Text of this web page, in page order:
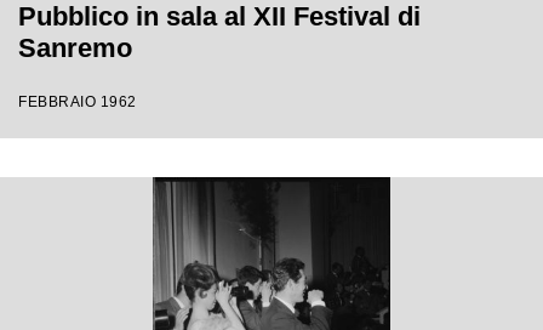
Pubblico in sala al XII Festival di
Sanremo
FEBBRAIO 1962